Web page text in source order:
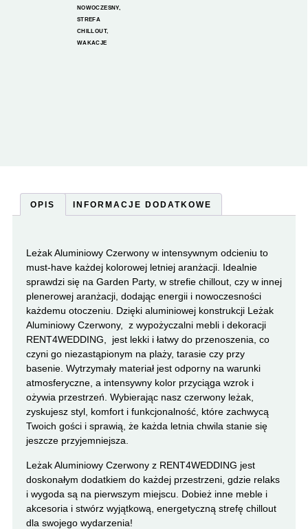
NOWOCZESNY,
STREFA
CHILLOUT,
WAKACJE
OPIS INFORMACJE DODATKOWE
Leżak Aluminiowy Czerwony w intensywnym odcieniu to
must-have każdej kolorowej letniej aranżacji. Idealnie
sprawdzi się na Garden Party, w strefie chillout, czy w innej
plenerowej aranżacji, dodając energii i nowoczesności
każdemu otoczeniu. Dzięki aluminiowej konstrukcji Leżak
Aluminiowy Czerwony, z wypożyczalni mebli i dekoracji
RENT4WEDDING, jest lekki i łatwy do przenoszenia, co
czyni go niezastąpionym na plaży, tarasie czy przy
basenie. Wytrzymały materiał jest odporny na warunki
atmosferyczne, a intensywny kolor przyciąga wzrok i
ożywia przestrzeń. Wybierając nasz czerwony leżak,
zyskujesz styl, komfort i funkcjonalność, które zachwycą
Twoich gości i sprawią, że każda letnia chwila stanie się
jeszcze przyjemniejsza.
Leżak Aluminiowy Czerwony z RENT4WEDDING jest
doskonałym dodatkiem do każdej przestrzeni, gdzie relaks
i wygoda są na pierwszym miejscu. Dobież inne meble i
akcesoria i stwórz wyjątkową, energetyczną strefę chillout
dla swojego wydarzenia!